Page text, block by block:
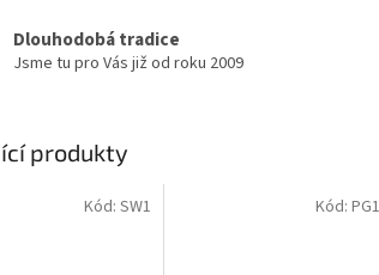
Dlouhodobá tradice
Jsme tu pro Vás již od roku 2009
produkty
Kód: SW1 Kód: